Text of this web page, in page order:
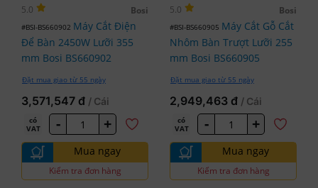
5.0 Bosi
#BSI-BS660902 Máy Cắt Điện
Để Bàn 2450W Lưỡi 355
mm Bosi BS660902
Đặt mua giao từ 55 ngày
3,571,547 đ / Cái
có
VAT
- +
Mua ngay
Kiểm tra đơn hàng
5.0 Bosi
#BSI-BS660905 Máy Cắt Gỗ Cắt
Nhôm Bàn Trượt Lưỡi 255
mm Bosi BS660905
Đặt mua giao từ 55 ngày
2,949,463 đ / Cái
có
VAT
- +
Mua ngay
Kiểm tra đơn hàng